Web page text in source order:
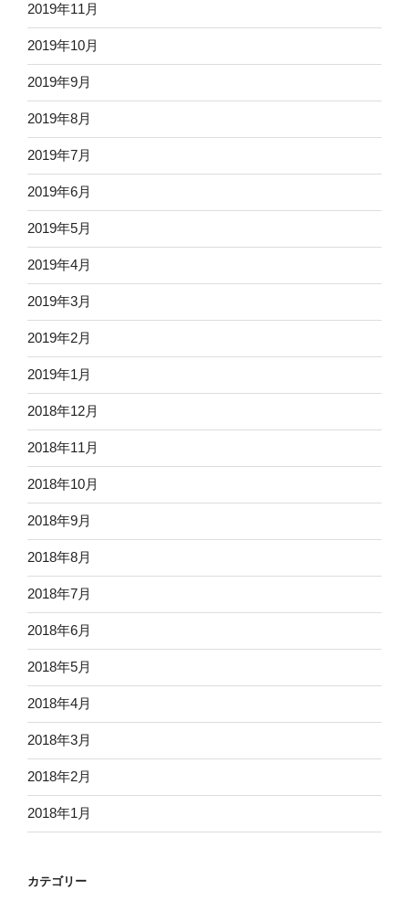
2019年11月
2019年10月
2019年9月
2019年8月
2019年7月
2019年6月
2019年5月
2019年4月
2019年3月
2019年2月
2019年1月
2018年12月
2018年11月
2018年10月
2018年9月
2018年8月
2018年7月
2018年6月
2018年5月
2018年4月
2018年3月
2018年2月
2018年1月
カテゴリー